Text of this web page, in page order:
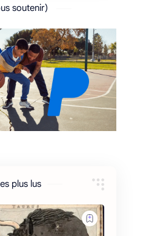
soutenir)
plus lus